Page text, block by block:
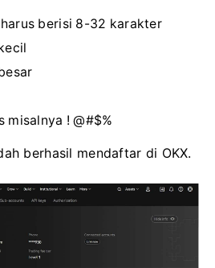
berisi 8-32 karakter
misalnya ! @#$%
berhasil mendaftar di OKX.